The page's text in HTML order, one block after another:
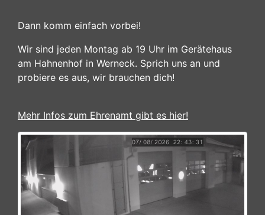
Dann komm einfach vorbei!
Wir sind jeden Montag ab 19 Uhr im Gerätehaus
am Hahnenhof in Werneck. Sprich uns an und
probiere es aus, wir brauchen dich!
Mehr Infos zum Ehrenamt gibt es hier!